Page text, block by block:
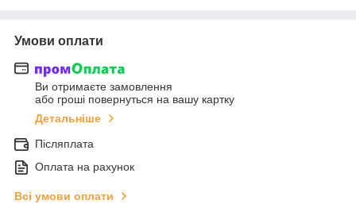
Умови оплати
Ви отримаєте замовлення
або гроші повернуться на вашу картку
Детальніше
Післяплата
Оплата на рахунок
Всі умови оплати